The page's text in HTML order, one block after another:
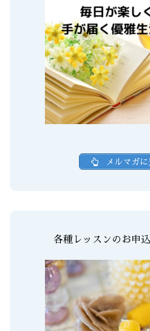
メルマガ
各種レッスンのお申